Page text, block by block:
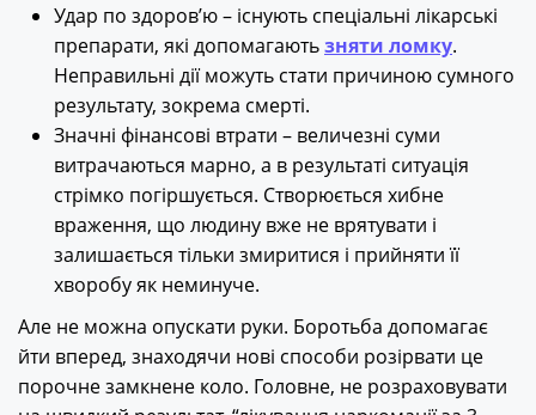
Удар по здоров’ю – існують спеціальні лікарські
препарати, які допомагаютьзняти ломку.
Неправильні дії можуть стати причиною сумного
результату, зокрема смерті.
Значні фінансові втрати – величезні суми
витрачаються марно, а в результаті ситуація
стрімко погіршується. Створюється хибне
враження, що людину вже не врятувати і
залишається тільки змиритися і прийняти її
хворобу як неминуче.
Але не можна опускати руки. Боротьба допомагає
йти вперед, знаходячи нові способи розірвати це
порочне замкнене коло. Головне, не розраховувати